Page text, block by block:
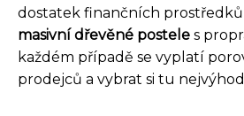
dostatek finančních
masivní dřevěné postele s
každém případě se vyplatí
prodejců a vybrat si tu